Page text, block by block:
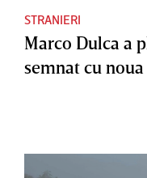
STRANIERI
Marco Dulca a
semnat cu